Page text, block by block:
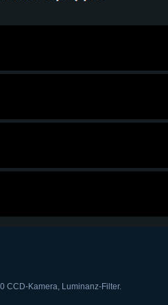
CCD-Kamera, Luminanz-Filter.